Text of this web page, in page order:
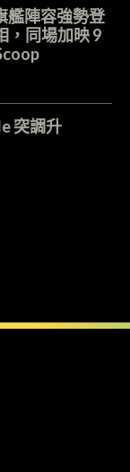
艦陣容強勢登
，同場加映 9
突調升